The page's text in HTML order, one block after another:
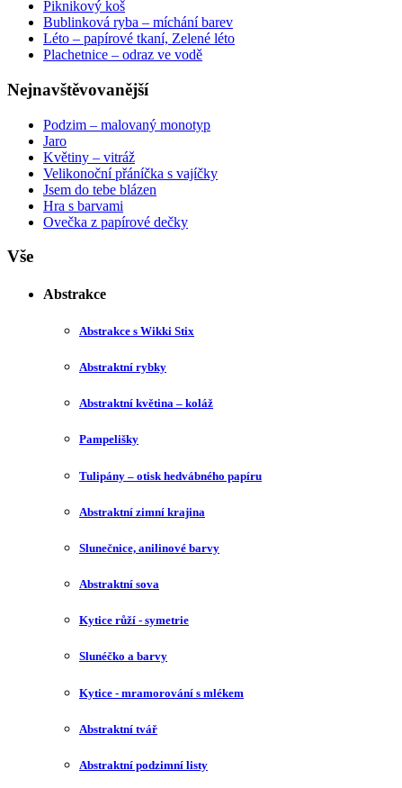
Piknikový koš
Bublinková ryba – míchání barev
Léto – papírové tkaní, Zelené léto
Plachetnice – odraz ve vodě
Nejnavštěvovanější
Podzim – malovaný monotyp
Jaro
Květiny – vitráž
Velikonoční přáníčka s vajíčky
Jsem do tebe blázen
Hra s barvami
Ovečka z papírové dečky
Vše
Abstrakce
Abstrakce s Wikki Stix
Abstraktní rybky
Abstraktní květina – koláž
Pampelišky
Tulipány – otisk hedvábného papíru
Abstraktní zimní krajina
Slunečnice, anilinové barvy
Abstraktní sova
Kytice růží - symetrie
Slunéčko a barvy
Kytice - mramorování s mlékem
Abstraktní tvář
Abstraktní podzimní listy